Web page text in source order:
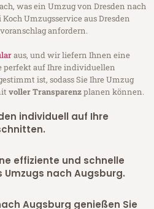
was ein Umzug von Dresden nach
Umzugsservice aus Dresden
anfordern.
aus, und wir liefern Ihnen eine
perfekt auf Ihre individuellen
ist, sodass Sie Ihre Umzug
voller Transparenzplanen können.
individuell auf Ihre
effiziente und schnelle
Umzugs nach Augsburg.
Augsburg genießen Sie